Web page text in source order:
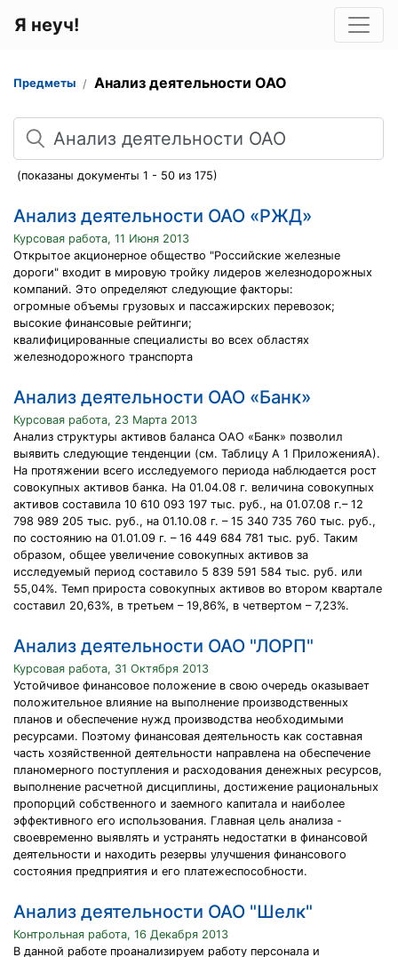
Я неуч!
Предметы Анализ деятельности ОАО
Поиск
(показаны документы 1 - 50 из 175)
Анализ деятельности ОАО «РЖД»
Курсовая работа, 11 Июня 2013
Открытое акционерное общество "Российские железные
дороги" входит в мировую тройку лидеров железнодорожных
компаний. Это определяют следующие факторы:
огромные объемы грузовых и пассажирских перевозок;
высокие финансовые рейтинги;
квалифицированные специалисты во всех областях
железнодорожного транспорта
Анализ деятельности ОАО «Банк»
Курсовая работа, 23 Марта 2013
Анализ структуры активов баланса ОАО «Банк» позволил
выявить следующие тенденции (см. Таблицу А 1 ПриложенияА).
На протяжении всего исследуемого периода наблюдается рост
совокупных активов банка. На 01.04.08 г. величина совокупных
активов составила 10 610 093 197 тыс. руб., на 01.07.08 г.– 12
798 989 205 тыс. руб., на 01.10.08 г. – 15 340 735 760 тыс. руб.,
по состоянию на 01.01.09 г. – 16 449 684 781 тыс. руб. Таким
образом, общее увеличение совокупных активов за
исследуемый период составило 5 839 591 584 тыс. руб. или
55,04%. Темп прироста совокупных активов во втором квартале
составил 20,63%, в третьем – 19,86%, в четвертом – 7,23%.
Анализ деятельности ОАО "ЛОРП"
Курсовая работа, 31 Октября 2013
Устойчивое финансовое положение в свою очередь оказывает
положительное влияние на выполнение производственных
планов и обеспечение нужд производства необходимыми
ресурсами. Поэтому финансовая деятельность как составная
часть хозяйственной деятельности направлена на обеспечение
планомерного поступления и расходования денежных ресурсов,
выполнение расчетной дисциплины, достижение рациональных
пропорций собственного и заемного капитала и наиболее
эффективного его использования. Главная цель анализа -
своевременно выявлять и устранять недостатки в финансовой
деятельности и находить резервы улучшения финансового
состояния предприятия и его платежеспособности.
Анализ деятельности ОАО "Шелк"
Контрольная работа, 16 Декабря 2013
В данной работе проанализируем работу персонала и